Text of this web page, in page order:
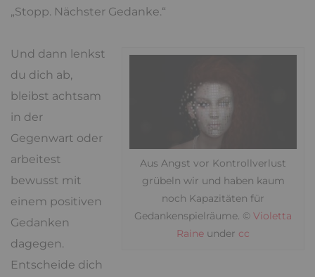
„Stopp. Nächster Gedanke.“
Aus Angst vor Kontrollverlust
grübeln wir und haben kaum
noch Kapazitäten für
Gedankenspielräume. © Violetta
Raine under cc
Und dann lenkst
du dich ab,
bleibst achtsam
in der
Gegenwart oder
arbeitest
bewusst mit
einem positiven
Gedanken
dagegen.
Entscheide dich